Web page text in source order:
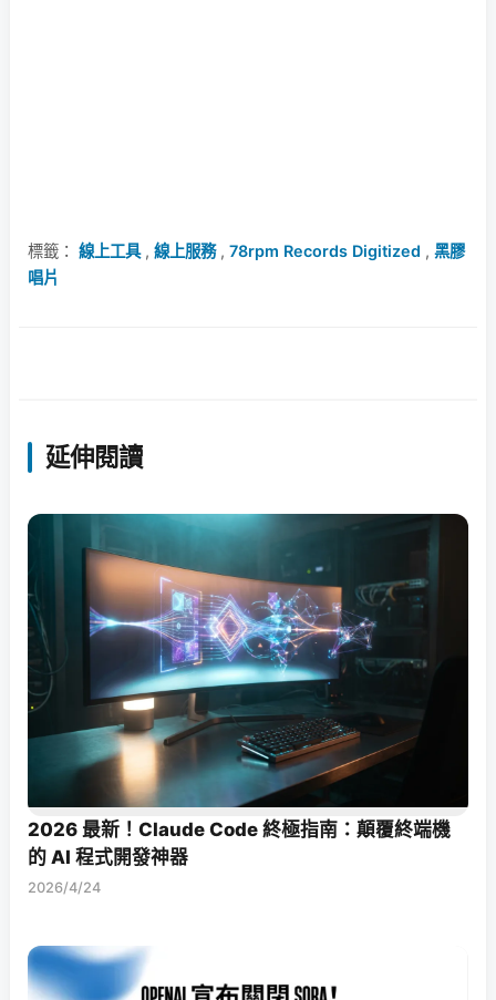
標籤： 線上工具, 線上服務, 78rpm Records Digitized , 黑膠
唱片
延伸閱讀
2026 最新！Claude Code 終極指南：顛覆終端機
的 AI 程式開發神器
2026/4/24